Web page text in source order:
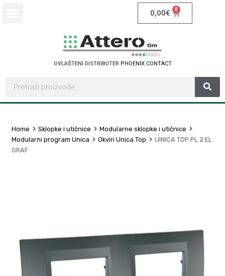
0,00€ 0
OVLAŠTENI DISTRIBUTER PHOENIX CONTACT
Home Sklopke i utičnice
Modularne sklopke i utičnice
Modularni program Unica
Okviri Unica Top
UINICA TOP PL 2 EL
GRAF